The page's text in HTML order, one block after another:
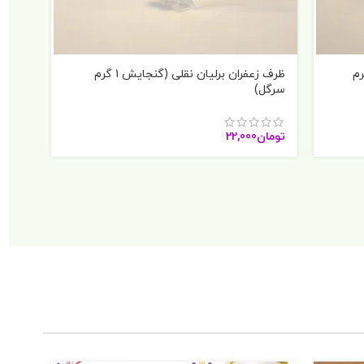
نقلی (گنجایش 1 گرم
ظرف زعفران برلیان نقلی (گنجایش 1 گرم
سرگل)
تومان22,000